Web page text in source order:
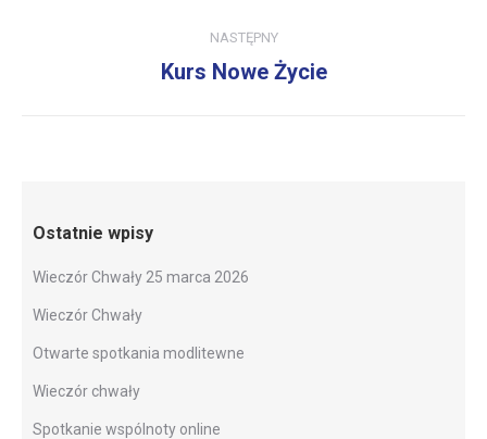
NASTĘPNY
Next
Kurs Nowe Życie
Ostatnie wpisy
Wieczór Chwały 25 marca 2026
Wieczór Chwały
Otwarte spotkania modlitewne
Wieczór chwały
Spotkanie wspólnoty online